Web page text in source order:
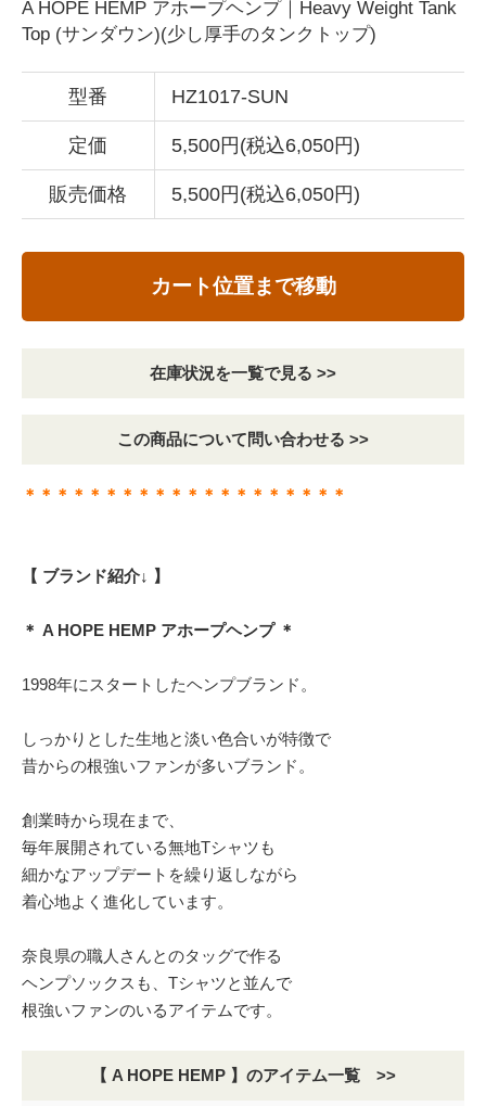
A HOPE HEMP アホープヘンプ｜Heavy Weight Tank
Top (サンダウン)(少し厚手のタンクトップ)
型番 HZ1017-SUN
定価 5,500円(税込6,050円)
販売価格 5,500円(税込6,050円)
カート位置まで移動
在庫状況を一覧で見る >>
この商品について問い合わせる >>
＊＊＊＊＊＊＊＊＊＊＊＊＊＊＊＊＊＊＊＊
【 ブランド紹介↓ 】
＊ A HOPE HEMP アホープヘンプ ＊
1998年にスタートしたヘンプブランド。
しっかりとした生地と淡い色合いが特徴で
昔からの根強いファンが多いブランド。
創業時から現在まで、
毎年展開されている無地Tシャツも
細かなアップデートを繰り返しながら
着心地よく進化しています。
奈良県の職人さんとのタッグで作る
ヘンプソックスも、Tシャツと並んで
根強いファンのいるアイテムです。
【 A HOPE HEMP 】のアイテム一覧 >>